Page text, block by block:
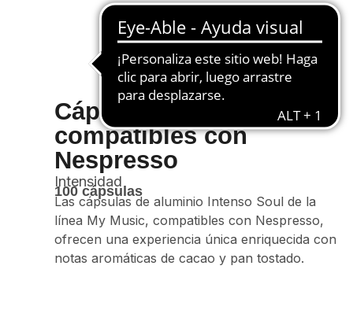
Cápsulas Intenso Soul
compatibles con
Nespresso
Intensidad
100 cápsulas
Las cápsulas de aluminio Intenso Soul de la
línea My Music, compatibles con Nespresso,
ofrecen una experiencia única enriquecida con
notas aromáticas de cacao y pan tostado.